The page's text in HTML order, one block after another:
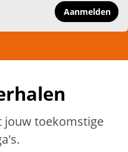
Aanmelden
jouw toekomstige